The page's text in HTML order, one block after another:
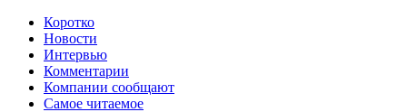
Коротко
Новости
Интервью
Комментарии
Компании сообщают
Самое читаемое